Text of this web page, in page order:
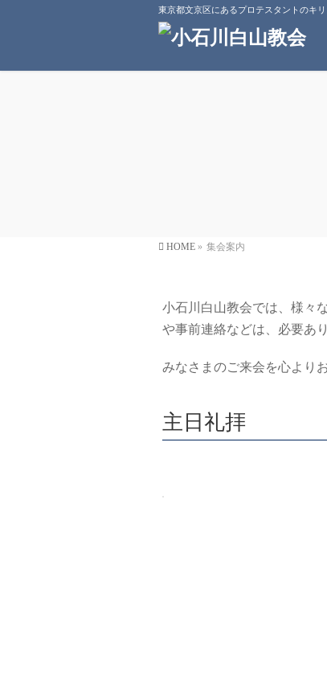
東京都文京区にあるプロテスタントのキ
HOME » 集会案内
小石川白山教会では、様々
や事前連絡などは、必要あ
みなさまのご来会を心より
主日礼拝